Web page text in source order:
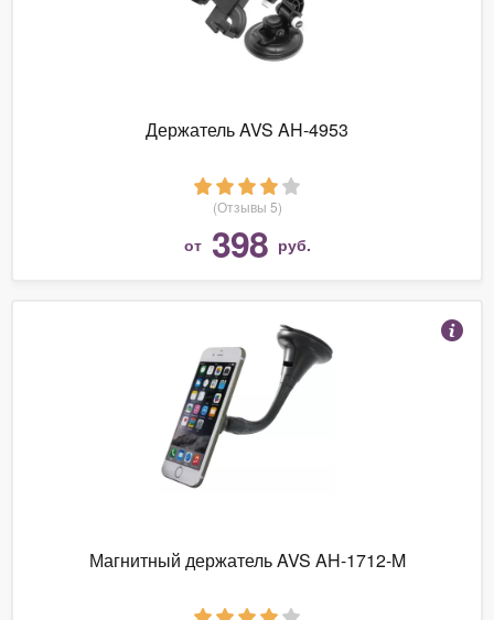
Держатель AVS AH-4953
(Отзывы 5)
от 398 руб.
Магнитный держатель AVS AH-1712-M